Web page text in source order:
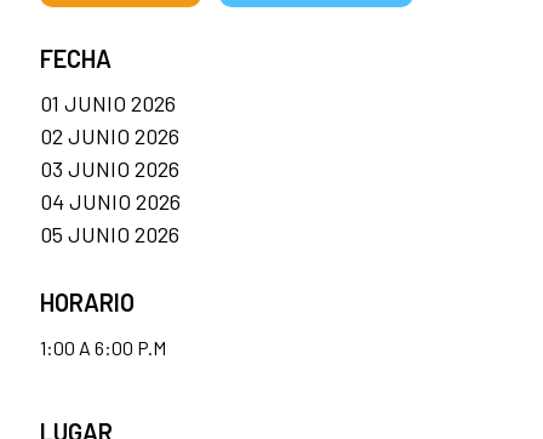
FECHA
01 JUNIO 2026
02 JUNIO 2026
03 JUNIO 2026
04 JUNIO 2026
05 JUNIO 2026
HORARIO
1:00 A 6:00 P.M
LUGAR